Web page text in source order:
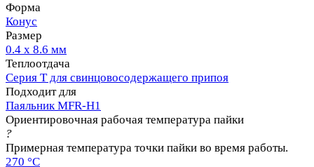
Форма
Конус
Размер
0.4 х 8.6 мм
Теплоотдача
Серия T для свинцовосодержащего припоя
Подходит для
Паяльник MFR-H1
Ориентировочная рабочая температура пайки
?
Примерная температура точки пайки во время работы.
270 °C